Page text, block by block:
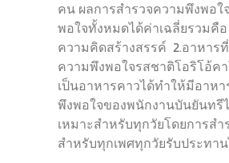
คน ผลการสำรวจความพึงพอ
พอใจทั้งหมดได้ค่าเฉลี่ยรวมคื
ความคิดสร้างสรรค์ 2.อาหา
ความพึงพอใจรสชาติโอริโอ้ค
เป็นอาหารคาวได้ทำให้มีอาห
พึงพอใจของพนักงานบันยันท
เหมาะสำหรับทุกวัยโดยการ
สำหรับทุกเพศทุกวัยรับประทา